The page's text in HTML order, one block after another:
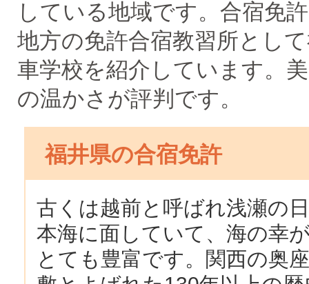
している地域です。合宿免
地方の免許合宿教習所とし
車学校を紹介しています。
の温かさが評判です。
福井県の合宿免許
古くは越前と呼ばれ浅瀬の日
本海に面していて、海の幸
とても豊富です。関西の奥座